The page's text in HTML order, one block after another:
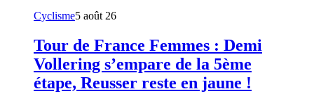
Cyclisme5 août 26
Tour de France Femmes : Demi
Vollering s’empare de la 5ème
étape, Reusser reste en jaune !